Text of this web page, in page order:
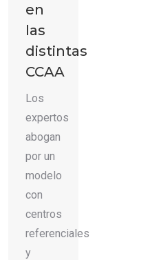
en
las
distintas
CCAA
Los
expertos
abogan
por un
modelo
con
centros
referenciales
y